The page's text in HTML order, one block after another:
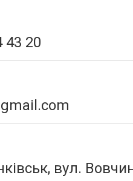
43 20
вул.